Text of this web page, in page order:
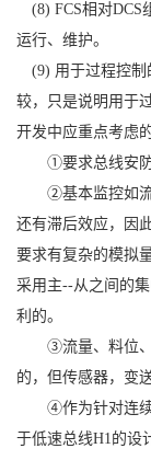
(8) FCS相对DCS
运行、维护。
(9) 用于过程控制
较，只是说明用于
开发中应重点考虑
①要求总线安防
②基本监控如流
还有滞后效应，因
要求有复杂的模拟
采用主--从之间的
利的。
③流量、料位、
的，但传感器，变
④作为针对连续
于低速总线H1的设